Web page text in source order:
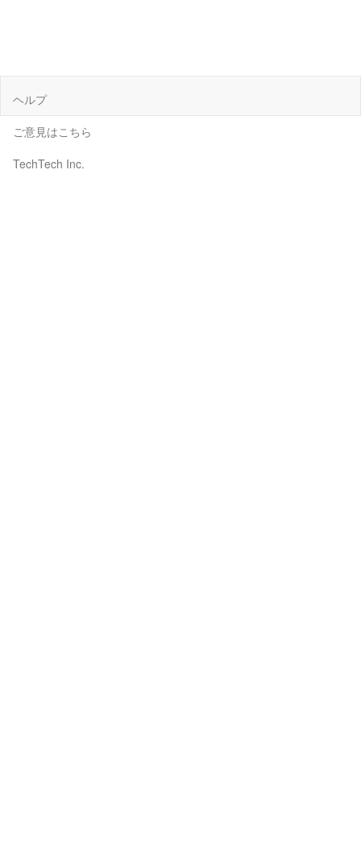
ヘルプ
ご意見はこちら
TechTech Inc.